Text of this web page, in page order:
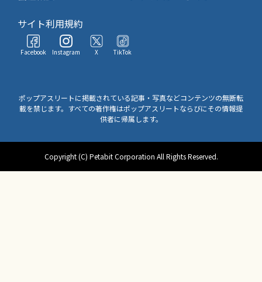
サイト利用規約
Facebook Instagram X TikTok
ポップアスリートに掲載されている記事・写真などコンテンツの無断転
載を禁じます。すべての著作権はポップアスリートならびにその情報提
供者に帰属します。
Copyright (C) Petabit Corporation All Rights Reserved.